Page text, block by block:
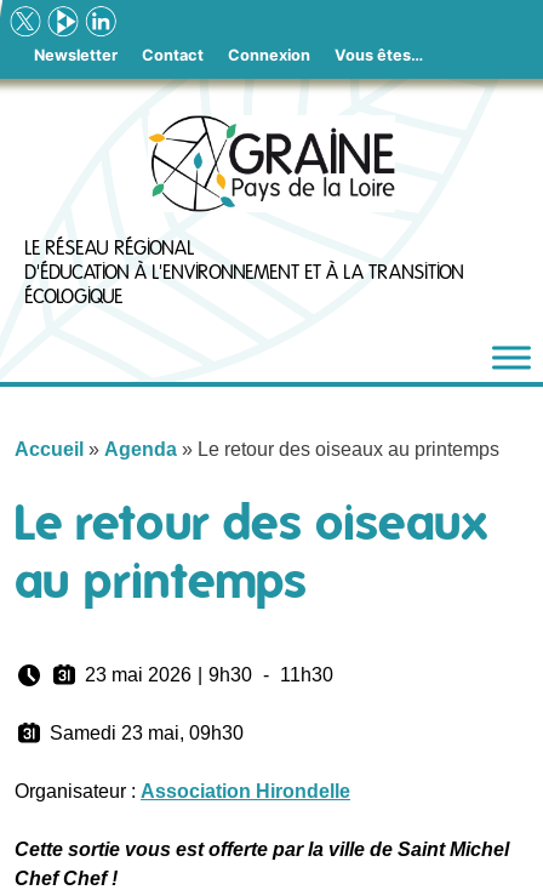
Skip
to
Newsletter Contact Connexion Vous êtes…
LE RÉSEAU RÉGIONAL
D'ÉDUCATION À L'ENVIRONNEMENT ET À LA TRANSITION
ÉCOLOGIQUE
Accueil » Agenda » Le retour des oiseaux au printemps
Le retour des oiseaux
au printemps
23 mai 2026 9h30 - 11h30
Samedi 23 mai, 09h30
Organisateur : Association Hirondelle
Cette sortie vous est offerte par la ville de Saint Michel
Chef Chef !